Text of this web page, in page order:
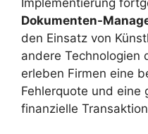
Implementierung
Dokumenten-
den Einsatz von
andere Technologien
erleben Firmen eine
Fehlerquote und eine
finanzielle